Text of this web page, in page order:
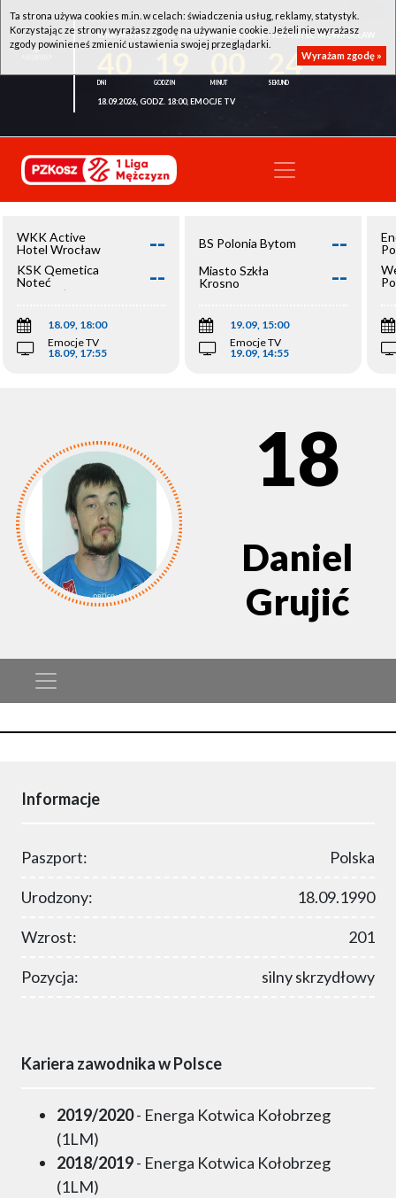
WKK ACTIVE HOTEL WROCŁAW - KSK QEMETICA NOTEĆ INOWROCŁAW
23
18.09.2026, GODZ. 18:00, EMOCJE TV
WKK Active
Hotel Wrocław
--
KSK Qemetica
Noteć
Inowrocław
--
18.09, 18:00
Emocje TV
18.09, 17:55
BS Polonia Bytom --
Miasto Szkła
Krosno
--
19.09, 15:00
Emocje TV
19.09, 14:55
18
Daniel
Grujić
Informacje
Paszport: Polska
Urodzony: 18.09.1990
Wzrost: 201
Pozycja: silny skrzydłowy
Kariera zawodnika w Polsce
2019/2020- Energa Kotwica Kołobrzeg
(1LM)
2018/2019- Energa Kotwica Kołobrzeg
(1LM)
Ta strona używa cookies m.in. w celach: świadczenia usług, reklamy, statystyk.
Korzystając ze strony wyrażasz zgodę na używanie cookie. Jeżeli nie wyrażasz
zgody powinieneś zmienić ustawienia swojej przeglądarki.
Wyrażam zgodę »